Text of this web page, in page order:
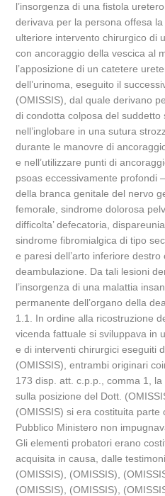
l’insorgenza di una fistola
derivava per la persona offesa
ulteriore intervento chirurgico di
con ancoraggio della vescica al
l’apposizione di un catetere
dell’urinoma, eseguito il
(OMISSIS), dal quale derivano
di condotta colposa del suddetto
nell’inglobare in una sutura
durante le manovre di
e nell’utilizzare punti di
psoas eccessivamente profondi
della branca genitale del nervo
femorale, sindrome dolorosa
difficolta’ defecatoria,
sindrome fibromialgica di tipo
e paresi dell’arto inferiore destro
deambulazione. Da tali lesioni
l’insorgenza di una malattia
permanente dell’organo della
1.1. In ordine alla ricostruzione
vicenda fattuale si sviluppava in
e di interventi chirurgici eseguiti
(OMISSIS), entrambi originari
173 disp. att. c.p.p., comma 1, la
sulla posizione del Dott.
(OMISSIS) si era costituita
Pubblico Ministero non
Gli elementi probatori erano
acquisita in causa, dalle
(OMISSIS), (OMISSIS),
(OMISSIS), (OMISSIS),